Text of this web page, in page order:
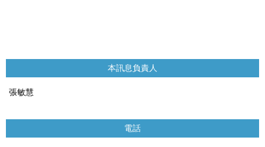
本訊息負責人
張敏慧
電話